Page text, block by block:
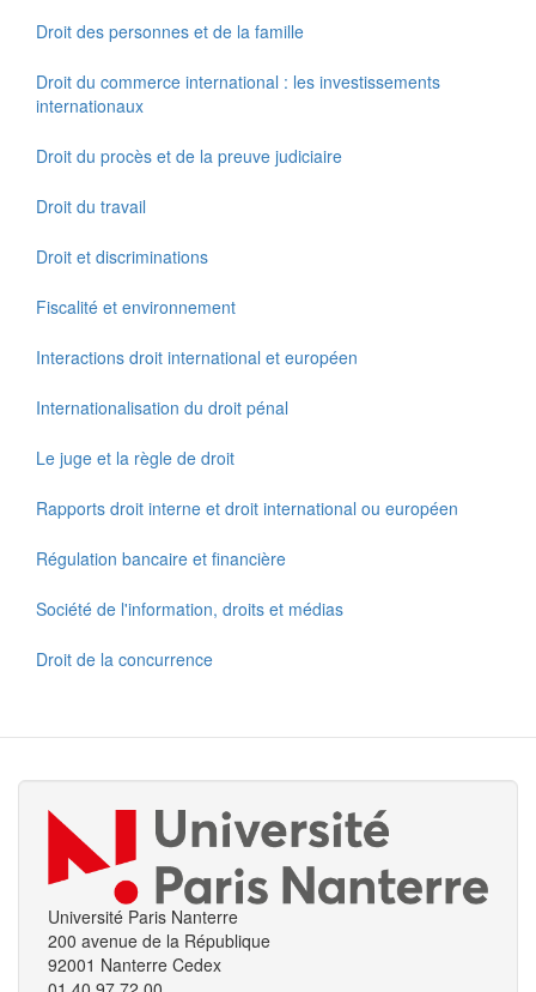
Droit des personnes et de la famille
Droit du commerce international : les investissements
internationaux
Droit du procès et de la preuve judiciaire
Droit du travail
Droit et discriminations
Fiscalité et environnement
Interactions droit international et européen
Internationalisation du droit pénal
Le juge et la règle de droit
Rapports droit interne et droit international ou européen
Régulation bancaire et financière
Société de l'information, droits et médias
Droit de la concurrence
Université Paris Nanterre
200 avenue de la République
92001 Nanterre Cedex